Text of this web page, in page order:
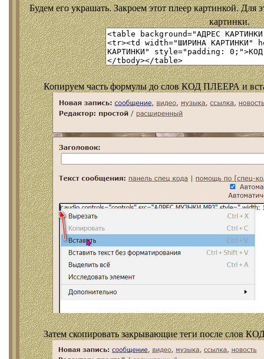
Будем его украшать. Закроем этот плеер картинкой. Для
картинки.
Копируем часть формулы до слов КОД ПЛЕЕРА и
Затем скопировать закрывающие теги после слов